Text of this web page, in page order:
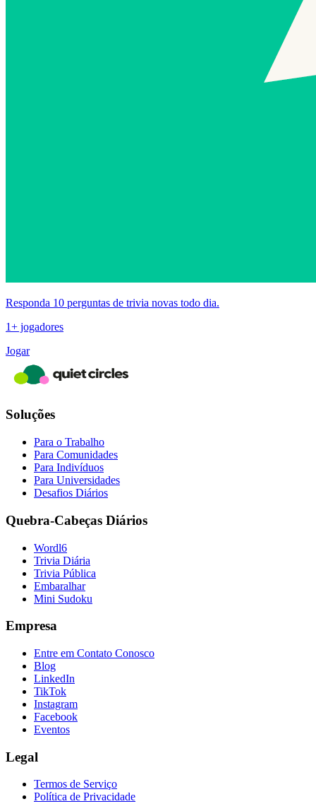
Responda 10 perguntas de trivia novas todo dia.
1+ jogadores
Jogar
Soluções
Para o Trabalho
Para Comunidades
Para Indivíduos
Para Universidades
Desafios Diários
Quebra-Cabeças Diários
Wordl6
Trivia Diária
Trivia Pública
Embaralhar
Mini Sudoku
Empresa
Entre em Contato Conosco
Blog
LinkedIn
TikTok
Instagram
Facebook
Eventos
Legal
Termos de Serviço
Política de Privacidade